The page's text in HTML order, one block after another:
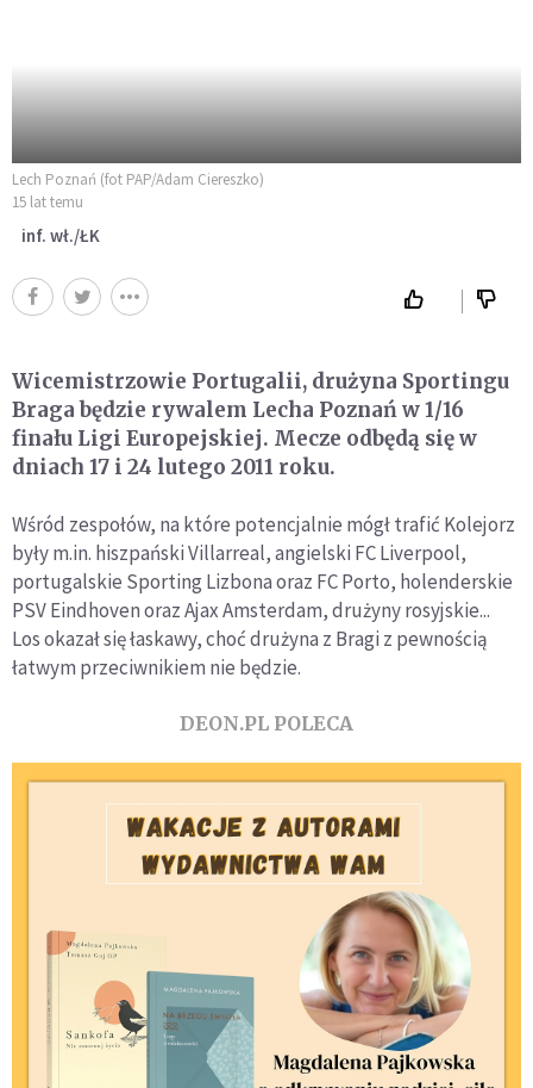
Lech Poznań (fot PAP/Adam Ciereszko)
15 lat temu
inf. wł./ŁK
Wicemistrzowie Portugalii, drużyna Sportingu
Braga będzie rywalem Lecha Poznań w 1/16
finału Ligi Europejskiej. Mecze odbędą się w
dniach 17 i 24 lutego 2011 roku.
Wśród zespołów, na które potencjalnie mógł trafić Kolejorz
były m.in. hiszpański Villarreal, angielski FC Liverpool,
portugalskie Sporting Lizbona oraz FC Porto, holenderskie
PSV Eindhoven oraz Ajax Amsterdam, drużyny rosyjskie...
Los okazał się łaskawy, choć drużyna z Bragi z pewnością
łatwym przeciwnikiem nie będzie.
DEON.PL POLECA